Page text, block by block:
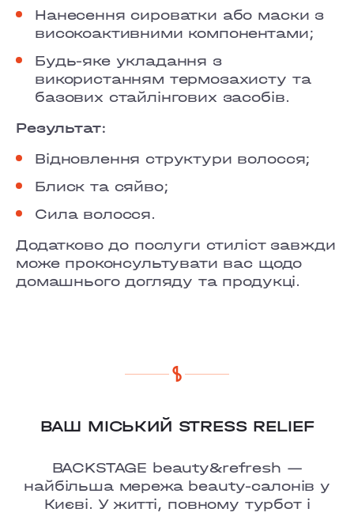
VELYKA VASYLKIVSKA
LYPKY
PECHERSK
COMFORT TOWN
OSOKORKY
Нанесення сироватки або маски з
високоактивними компонентами;
Будь-яке укладання з
використанням термозахисту та
базових стайлінгових засобів.
Результат:
Відновлення структури волосся;
Блиск та сяйво;
Сила волосся.
Додатково до послуги стиліст завжди
може проконсультувати вас щодо
домашнього догляду та продукці.
ВАШ МІСЬКИЙ STRESS RELIEF
BACKSTAGE beauty&refresh —
найбільша мережа beauty-салонів у
Києві. У житті, повному турбот і